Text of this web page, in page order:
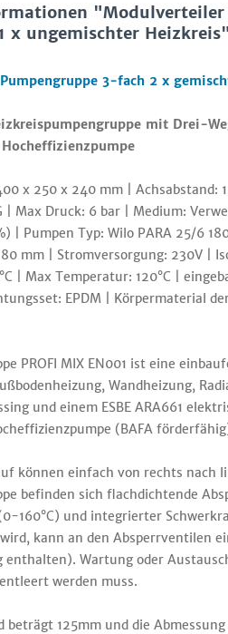
x ungemischter Heizkreis"
3-fach 2 x
mit Drei-
x 250 x 240 mm | Achsabstand:
Max Druck: 6 bar | Medium:
| Pumpen Typ: Wilo PARA 25/6
mm | Stromversorgung: 230V |
| Max Temperatur: 120°C |
EPDM | Körpermaterial
PROFI MIX EN001 ist eine
Wandheizung,
und einem ESBE ARA661
(BAFA
können einfach von rechts nach
befinden sich flachdichtende
160°C) und integrierter
kann an den Absperrventilen
enthalten). Wartung oder
werden muss.
beträgt 125mm und die